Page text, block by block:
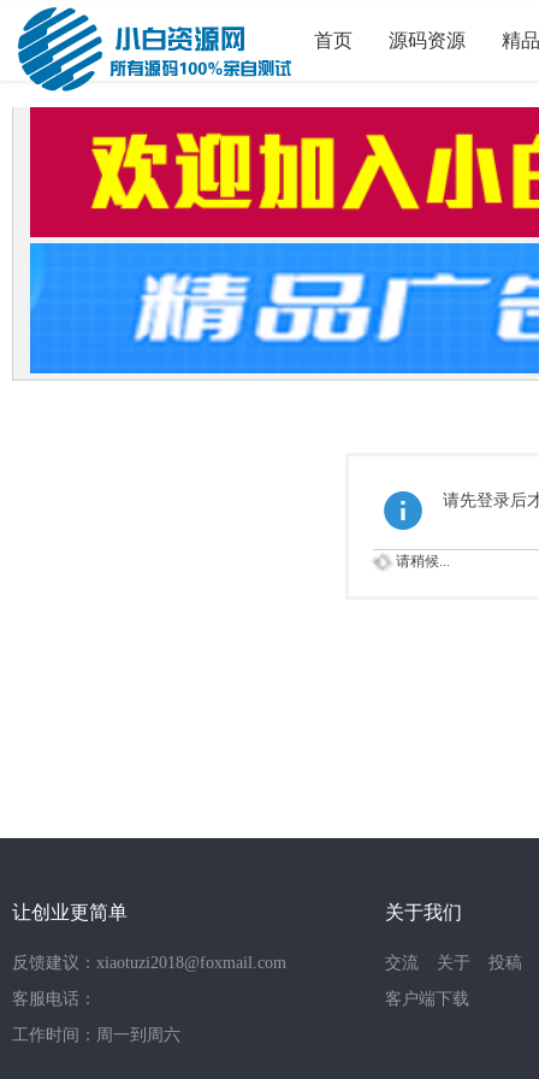
首页 源码资源 精
请先登录后
请稍候...
让创业更简单
反馈建议：xiaotuzi2018@foxmail.com
客服电话：
工作时间：周一到周六
关于我们
交流 关于
投稿
客户端下载